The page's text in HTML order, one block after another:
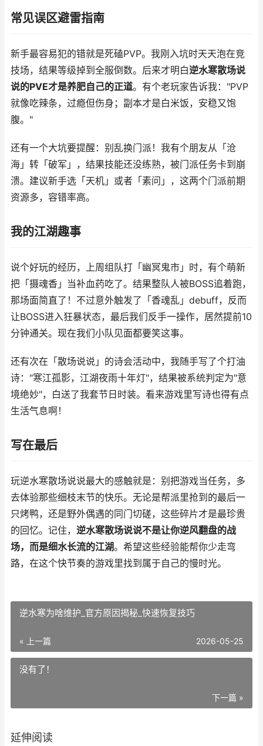
常见误区避雷指南
新手最容易犯的错就是死磕PVP。我刚入坑时天天泡在竞
技场，结果等级掉到全服倒数。后来才明白逆水寒散场说
说的PVE才是养肥自己的正道。有个老玩家告诉我："PVP
就像吃辣条，过瘾但伤身；副本才是白米饭，安稳又饱
腹。"
还有一个大坑要提醒：别乱换门派！我有个朋友从「沧
海」转「破军」，结果技能还没练熟，被门派任务卡到崩
溃。建议新手选「天机」或者「素问」，这两个门派前期
资源多，容错率高。
我的江湖趣事
说个好玩的经历，上周组队打「幽冥鬼市」时，有个萌新
把「摄魂香」当补血药吃了。结果整队人被BOSS追着跑，
那场面简直了！不过意外触发了「香魂乱」debuff，反而
让BOSS进入狂暴状态，最后我们反手一操作，居然提前10
分钟通关。现在我们小队见面都要笑这事。
还有次在「散场说说」的诗会活动中，我随手写了个打油
诗："寒江孤影，江湖夜雨十年灯"，结果被系统判定为"意
境绝妙"，白送了我套节日时装。看来游戏里写诗也得有点
生活气息啊！
写在最后
玩逆水寒散场说说最大的感触就是：别把游戏当任务，多
去体验那些细枝末节的快乐。无论是帮派里抢到的最后一
只烤鸭，还是野外偶遇的同门切磋，这些碎片才是最珍贵
的回忆。记住， 逆水寒散场说说不是让你逆风翻盘的战
场，而是细水长流的江湖。希望这些经验能帮你少走弯
路，在这个快节奏的游戏里找到属于自己的慢时光。
逆水寒为啥维护_官方原因揭秘_快速恢复技巧
« 上一篇 2026-05-25
没有了！
下一篇 »
延伸阅读